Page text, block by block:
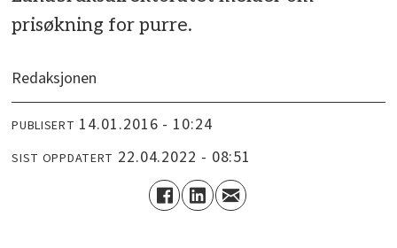
prisøkning for purre.
Redaksjonen
PUBLISERT 14.01.2016 - 10:24
SIST OPPDATERT 22.04.2022 - 08:51